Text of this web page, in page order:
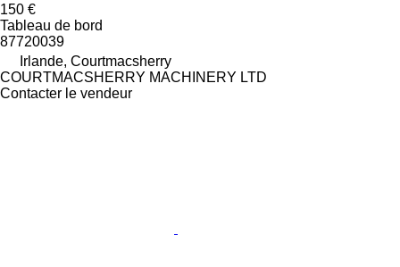
150 €
Tableau de bord
87720039
Irlande, Courtmacsherry
COURTMACSHERRY MACHINERY LTD
Contacter le vendeur